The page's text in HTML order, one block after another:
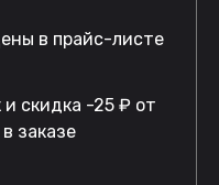
в прайс-листе
скидка -25 ₽ от
заказе